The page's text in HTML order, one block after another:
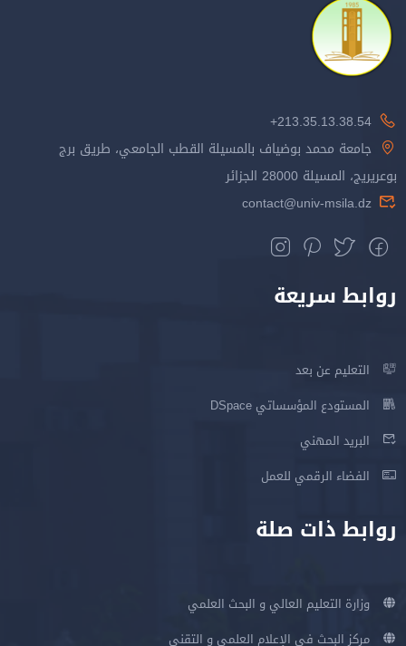
213.35.13.38.54+
جامعة محمد بوضياف بالمسيلة القطب الجامعي، طريق برج
بوعريريج، المسيلة 28000 الجزائر
contact@univ-msila.dz
روابط سريعة
التعليم عن بعد
المستودع المؤسساتي DSpace
البريد المهني
الفضاء الرقمي للعمل
روابط ذات صلة
وزارة التعليم العالي و البحث العلمي
مركز البحث في الإعلام العلمي و التقني